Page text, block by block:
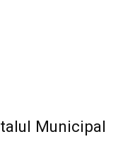
Municipal